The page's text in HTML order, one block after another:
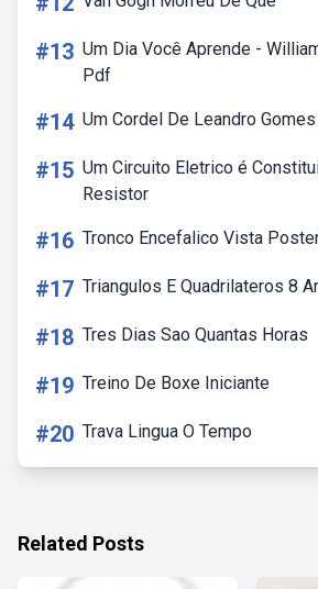
#13 Um Dia Você Aprende -
Pdf
#14 Um Cordel De Leandro
#15 Um Circuito Eletrico é
Resistor
#16 Tronco Encefalico Vista
#17 Triangulos E Quadrilateros 8
#18 Tres Dias Sao Quantas Horas
#19 Treino De Boxe Iniciante
#20 Trava Lingua O Tempo
Related Posts